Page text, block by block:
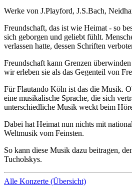
Werke von J.Playford, J.S.Bach,
Freundschaft, das ist wie Heimat - so
sich geborgen und geliebt fühlt.
verlassen hatte, dessen Schriften
Freundschaft kann Grenzen
wir erleben sie als das Gegenteil von
Für Flautando Köln ist das die Musik.
eine musikalische Sprache, die sich
unterschiedliche Musik weckt beim
Dabei hat Heimat nun nichts mit
Weltmusik vom Feinsten.
So kann diese Musik dazu beitragen,
Tucholskys.
Alle Konzerte (Übersicht)